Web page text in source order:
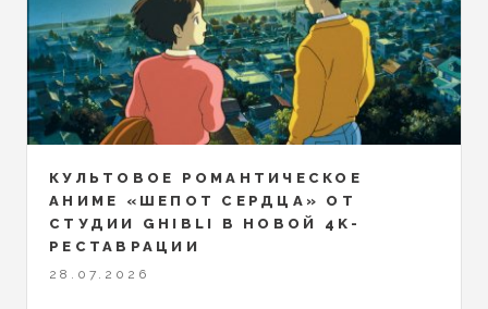
КУЛЬТОВОЕ РОМАНТИЧЕСКОЕ
АНИМЕ «ШЕПОТ СЕРДЦА» ОТ
СТУДИИ GHIBLI В НОВОЙ 4K-
РЕСТАВРАЦИИ
28.07.2026